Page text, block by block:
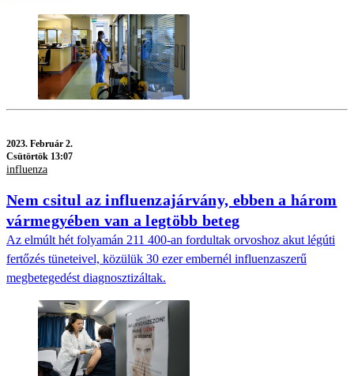
2023. Február 2.
Csütörtök 13:07
influenza
Nem csitul az influenzajárvány, ebben a három
vármegyében van a legtöbb beteg
Az elmúlt hét folyamán 211 400-an fordultak orvoshoz akut légúti
fertőzés tüneteivel, közülük 30 ezer embernél influenzaszerű
megbetegedést diagnosztizáltak.